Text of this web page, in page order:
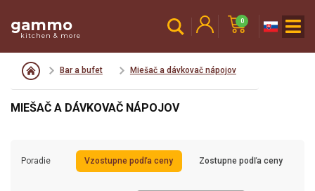
gammo
kitchen & more
0
Bar a bufet Miešač a dávkovač nápojov
MIEŠAČ A DÁVKOVAČ NÁPOJOV
Poradie Vzostupne podľa ceny Zostupne podľa ceny